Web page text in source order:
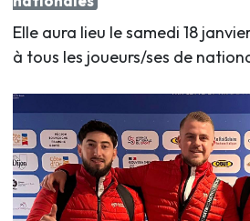
Elle aura lieu le samedi 18
à tous les joueurs/ses de